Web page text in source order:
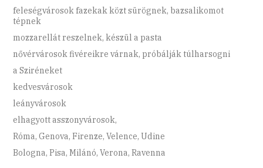
feleségvárosok fazekak közt sürögnek, bazsalikomot
tépnek
mozzarellát reszelnek, készül a pasta
nővérvárosok fivéreikre várnak, próbálják túlharsogni
a Sziréneket
kedvesvárosok
leányvárosok
elhagyott asszonyvárosok,
Róma, Genova, Firenze, Velence, Udine
Bologna, Pisa, Milánó, Verona, Ravenna